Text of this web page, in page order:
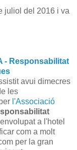
juliol del 2016 i va
- Responsabilitat
avui dimecres
les
l'Associació
a l'hotel
com a molt
per la gran